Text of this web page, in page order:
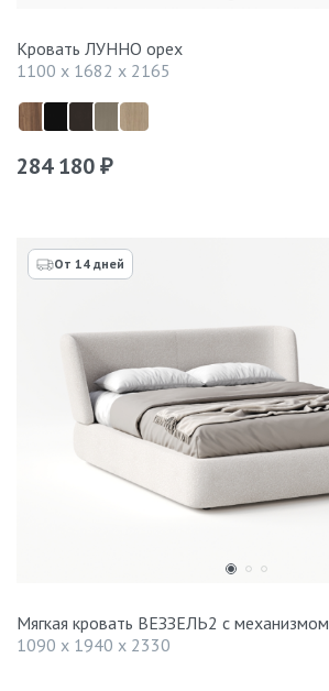
Кровать ЛУННО орех
1100 x 1682 x 2165
284 180 ₽
От 14 дней
Мягкая кровать ВЕЗЗЕЛЬ2 с механизмом
1090 x 1940 x 2330